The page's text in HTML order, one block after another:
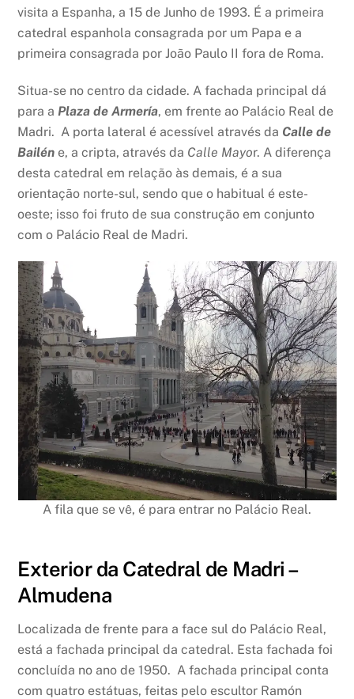
visita a Espanha, a 15 de Junho de 1993. É a primeira
catedral espanhola consagrada por um Papa e a
primeira consagrada por João Paulo II fora de Roma.
Situa-se no centro da cidade. A fachada principal dá
para a Plaza de Armería, em frente ao Palácio Real de
Madri. A porta lateral é acessível através da Calle de
Bailén e, a cripta, através da Calle Mayor. A diferença
desta catedral em relação às demais, é a sua
orientação norte-sul, sendo que o habitual é este-
oeste; isso foi fruto de sua construção em conjunto
com o Palácio Real de Madri.
A fila que se vê, é para entrar no Palácio Real.
Exterior da Catedral de Madri –
Almudena
Localizada de frente para a face sul do Palácio Real,
está a fachada principal da catedral. Esta fachada foi
concluída no ano de 1950. A fachada principal conta
com quatro estátuas, feitas pelo escultor Ramón